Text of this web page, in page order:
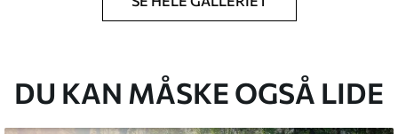
du har angivet, og skæres i identiske
DU KAN MÅSKE OGSÅ LIDE